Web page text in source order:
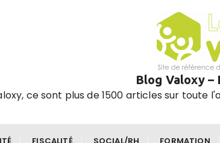
Blog Valoxy
ce sont plus de 1500 articles sur